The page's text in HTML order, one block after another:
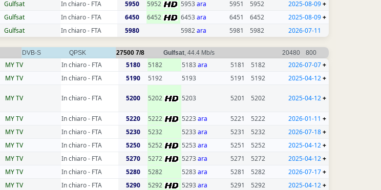
Gulfsat In chiaro - FTA 5950 5952 5953ara 5951 5952 2025-08-09+
Gulfsat In chiaro - FTA 6450 6452 6453ara 6451 6452 2025-08-09+
Gulfsat In chiaro - FTA 5980 5982ara 5981 5982 2026-07-11
DVB-S QPSK 27500 7/8 Gulfsat , 44.4 Mb/s 20480 800
MY TV In chiaro - FTA 5180 5182 5183ara 5181 5182 2026-07-07+
MY TV In chiaro - FTA 5190 5192 5193 5191 5192 2025-04-12+
MY TV In chiaro - FTA 5200 5202 5203 5201 5202 2025-04-12+
MY TV In chiaro - FTA 5220 5222 5223ara 5221 5222 2026-01-11 +
MY TV In chiaro - FTA 5230 5232 5233ara 5231 5232 2026-07-18+
MY TV In chiaro - FTA 5250 5252 5253ara 5251 5252 2025-04-12+
MY TV In chiaro - FTA 5270 5272 5273ara 5271 5272 2025-04-12+
MY TV In chiaro - FTA 5280 5282 5283ara 5281 5282 2026-07-17+
MY TV In chiaro - FTA 5290 5292 5293ara 5291 5292 2025-04-12+